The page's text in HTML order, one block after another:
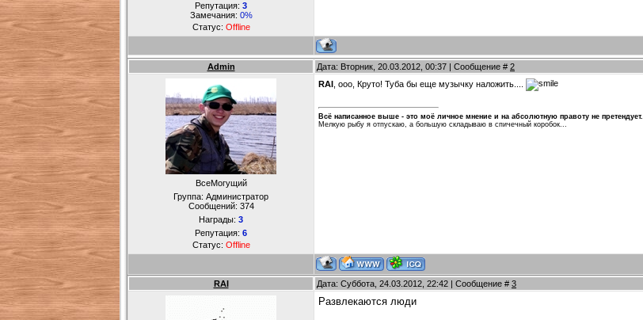
Репутация: 3
Замечания: 0%
Статус: Offline
Admin Дата: Вторник, 20.03.2012, 00:37 | Сообщение # 2
ВсеМогущий
Группа: Администратор
Сообщений: 374
Награды: 3
Репутация: 6
Статус: Offline
RAI , ооо, Круто! Туба бы еще музычку наложить....
Всё написанное выше - это моё личное мнение и на абсолютную правоту не претендует.
Мелкую рыбу я отпускаю, а большую складываю в спичечный коробок...
RAI Дата: Суббота, 24.03.2012, 22:42 | Сообщение # 3
Развлекаются люди